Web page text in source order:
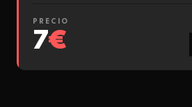
PRECIO
7€